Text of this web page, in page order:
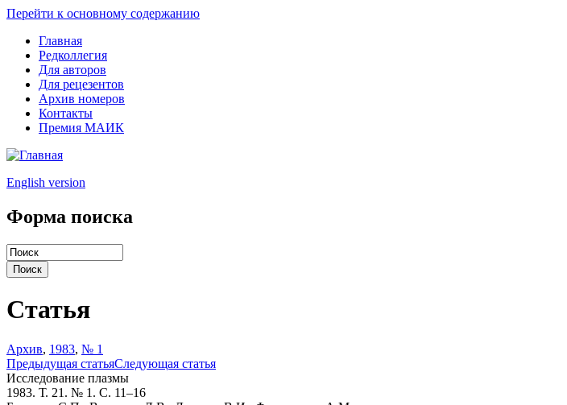
Перейти к основному содержанию
Главная
Редколлегия
Для авторов
Для рецезентов
Архив номеров
Контакты
Премия МАИК
English version
Форма поиска
Статья
Архив, 1983, № 1
Предыдущая статьяСледующая статья
Исследование плазмы
1983. Т. 21. № 1. С. 11–16